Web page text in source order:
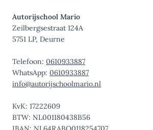
Autorijschool Mario
Zeilbergsestraat 124A
5751 LP, Deurne
Telefoon: 0610933887
WhatsApp: 0610933887
info@autorijschoolmario.nl
KvK: 17222609
BTW: NL001180438B56